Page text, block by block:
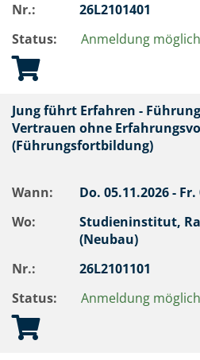
Nr.:
26L2101401
Status:
Anmeldung möglich
Jung führt Erfahren -
Vertrauen ohne
(Führungsfortbildung)
Wann: Do. 05.11.2026 - Fr.
Wo:
Studieninstitut,
(Neubau)
Nr.:
26L2101101
Status:
Anmeldung möglich